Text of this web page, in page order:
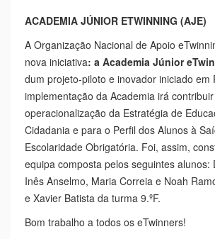
ACADEMIA JÚNIOR ETWINNING (AJE)
A Organização Nacional de Apoio
nova iniciativa: a Academia Júnior
dum projeto-piloto e inovador iniciado em
implementação da Academia irá
operacionalização da Estratégia de
Cidadania e para o Perfil dos Alunos à
Escolaridade Obrigatória. Foi, assim,
equipa composta pelos seguintes alunos:
Inês Anselmo, Maria Correia e Noah
e Xavier Batista da turma 9.ºF.
Bom trabalho a todos os eTwinners!